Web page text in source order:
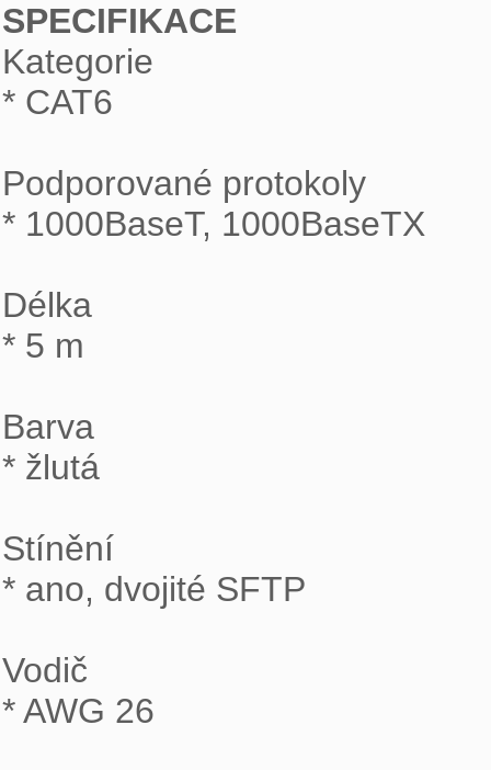
SPECIFIKACE
Kategorie
* CAT6
Podporované protokoly
* 1000BaseT, 1000BaseTX
Délka
* 5 m
Barva
* žlutá
Stínění
* ano, dvojité SFTP
Vodič
* AWG 26